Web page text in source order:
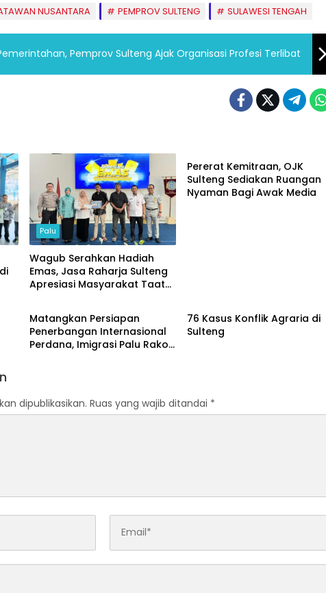
NUSANTARA PEMPROV SULTENG SULAWESI TENGAH
Pemprov Sulteng Ajak Organisasi Profesi Terlibat
Palu
Wagub Serahkan Hadiah
Emas, Jasa Raharja Sulteng
Apresiasi Masyarakat Taat
Pererat Kemitraan, OJK
Sulteng Sediakan Ruangan
Nyaman Bagi Awak Media
Palu
Matangkan Persiapan
Penerbangan Internasional
Perdana, Imigrasi Palu Rakor
76 Kasus Konflik Agraria di
Sulteng
dipublikasikan. Ruas yang wajib ditandai *